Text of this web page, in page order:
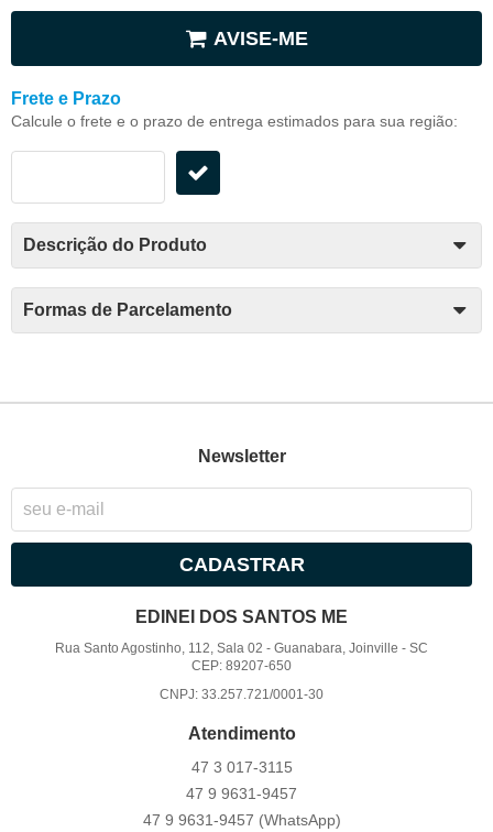
AVISE-ME
Frete e Prazo
Calcule o frete e o prazo de entrega estimados para sua região:
Descrição do Produto
Formas de Parcelamento
Newsletter
CADASTRAR
EDINEI DOS SANTOS ME
Rua Santo Agostinho, 112, Sala 02 -Guanabara, Joinville -SC
CEP: 89207-650
CNPJ: 33.257.721/0001-30
Atendimento
47 3 017-3115
47 9 9631-9457
47 9 9631-9457 (WhatsApp)